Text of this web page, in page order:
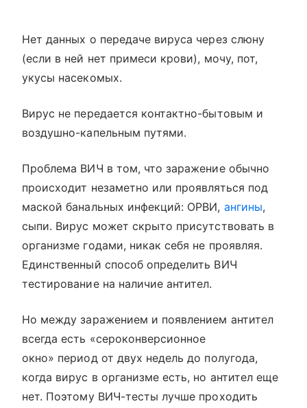
Нет данных о передаче вируса через слюну
(если в ней нет примеси крови), мочу, пот,
укусы насекомых.
Вирус не передается контактно-бытовым и
воздушно-капельным путями.
Проблема ВИЧ в том, что заражение обычно
происходит незаметно или проявляться под
маской банальных инфекций: ОРВИ, ангины,
сыпи. Вирус может скрыто присутствовать в
организме годами, никак себя не проявляя.
Единственный способ определить ВИЧ
тестирование на наличие антител.
Но между заражением и появлением антител
всегда есть «сероконверсионное
окно» период от двух недель до полугода,
когда вирус в организме есть, но антител еще
нет. Поэтому ВИЧ-тесты лучше проходить